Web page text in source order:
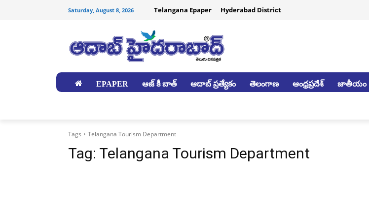
Saturday, August 8, 2026 Telangana Epaper Hyderabad District
EPAPER ఆజ్ కీ బాత్ ఆదాబ్ ప్రత్యేకం తెలంగాణ ఆంధ్రప్రదేశ్ జాతీయం
Tags Telangana Tourism Department
Tag: Telangana Tourism Department